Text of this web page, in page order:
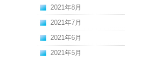
2021年8月
2021年7月
2021年6月
2021年5月